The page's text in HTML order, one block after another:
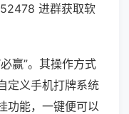
进群获取软
赢”。其操作方式
定义手机打牌系统
功能，一键便可以